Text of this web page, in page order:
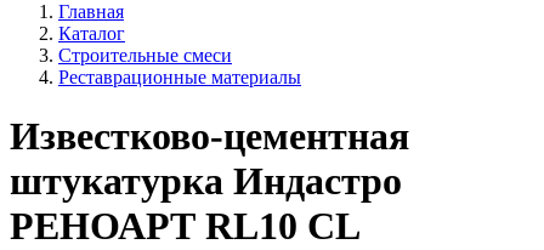
Главная
Каталог
Строительные смеси
Реставрационные материалы
Известково-цементная
штукатурка Индастро
РЕНОАРТ RL10 CL